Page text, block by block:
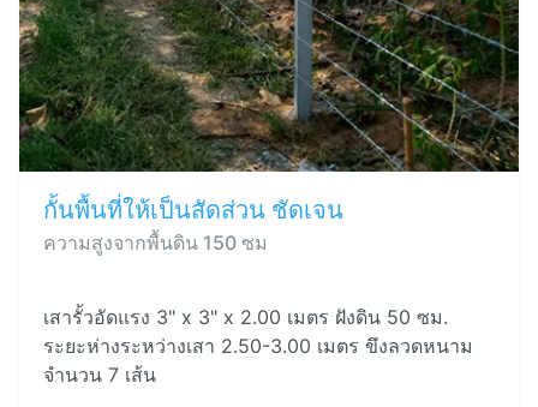
กั้นพื้นที่ให้เป็นสัดส่วน ชัดเจน
ความสูงจากพื้นดิน 150 ซม
เสารั้วอัดแรง 3" x 3" x 2.00 เมตร ฝังดิน 50 ซม.
ระยะห่างระหว่างเสา 2.50-3.00 เมตร ขึงลวดหนาม
จำนวน 7 เส้น